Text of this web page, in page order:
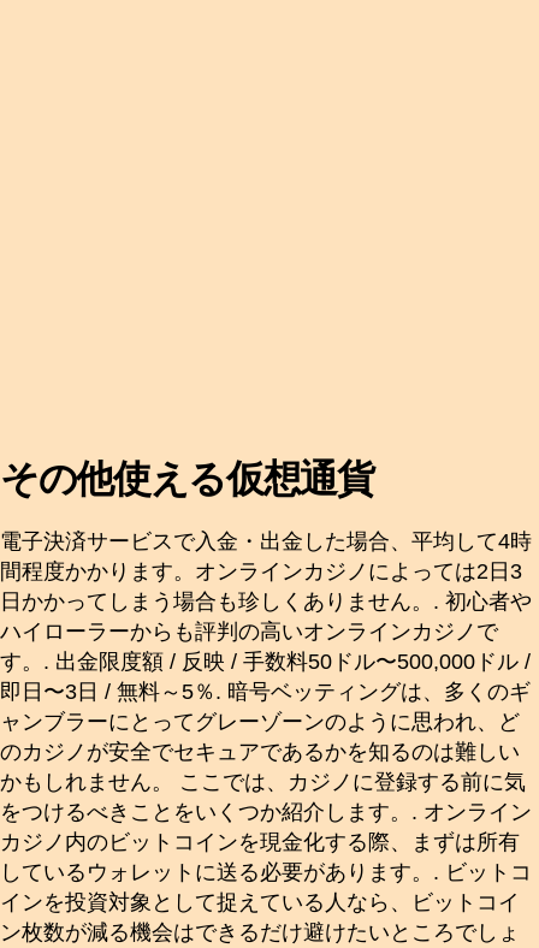
その他使える仮想通貨
電子決済サービスで入金・出金した場合、平均して4時
間程度かかります。オンラインカジノによっては2日3
日かかってしまう場合も珍しくありません。. 初心者や
ハイローラーからも評判の高いオンラインカジノで
す。. 出金限度額 / 反映 / 手数料50ドル〜500,000ドル /
即日〜3日 / 無料～5％. 暗号ベッティングは、多くのギ
ャンブラーにとってグレーゾーンのように思われ、ど
のカジノが安全でセキュアであるかを知るのは難しい
かもしれません。 ここでは、カジノに登録する前に気
をつけるべきことをいくつか紹介します。. オンライン
カジノ内のビットコインを現金化する際、まずは所有
しているウォレットに送る必要があります。. ビットコ
インを投資対象として捉えている人なら、ビットコイ
ン枚数が減る機会はできるだけ避けたいところでしょ